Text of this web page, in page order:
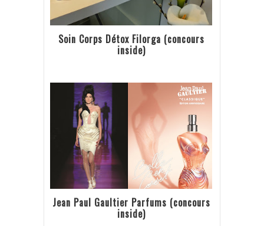
Soin Corps Détox Filorga (concours
inside)
Jean Paul Gaultier Parfums (concours
inside)